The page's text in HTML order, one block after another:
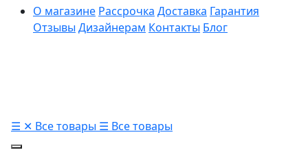
О магазине Рассрочка Доставка Гарантия
Отзывы Дизайнерам Контакты Блог
☰ ✕ Все товары ☰ Все товары